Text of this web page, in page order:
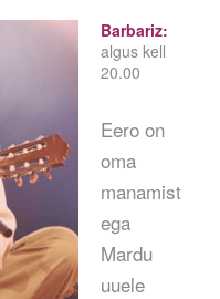
Barbariz:
algus kell
20.00
Eero on
oma
manamist
ega
Mardu
uuele